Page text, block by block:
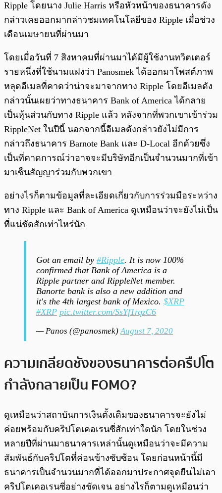
Ripple โดยนาง Julie Harris หรือหัวหน้าของธนาคารดัง
กล่าวเคยออกมากล่าวชมเทคโนโลยีของ Ripple เมื่อช่วง
เดือนเมษายนที่ผ่านมา
โดยเมื่อวันที่ 7 สิงหาคมที่ผ่านมาได้มีผู้ใช้งานทวิตเตอร์
รายหนึ่งที่ใช้นามแฝงว่า Panosmek ได้ออกมาโพสต์ภาพ
หลุดอีเมลที่คาดว่าน่าจะมาจากทาง Ripple โดยอีเมลดัง
กล่าวนั้นเผยว่าทางธนาคาร Bank of America ได้กลาย
เป็นหุ้นส่วนกับทาง Ripple แล้ว หลังจากที่พวกเขาเข้าร่วม
RippleNet ในปีนี้ นอกจากนี้อีเมลดังกล่าวยังไม่มีการ
กล่าวถึงธนาคาร Barnote Bank และ D-Local อีกด้วยซึ่ง
เป็นที่คาดการณ์ว่าอาจจะมีบริษัทอีกเป็นจำนวนมากที่เข้า
มาเซ็นสัญญาร่วมกับพวกเขา
อย่างไรก็ตามข้อมูลที่ละเอียดเกี่ยวกับการร่วมมือระหว่าง
ทาง Ripple และ Bank of America ดูเหมือนว่าจะยังไม่เป็น
ที่แน่ชัดสักเท่าไหร่นัก
Got an email by #Ripple. It is now 100%
confirmed that Bank of America is a
Ripple partner and RippleNet member.
Banorte bank is also a new addition and
it's the 4th largest bank of Mexico. $XRP
#XRP pic.twitter.com/SsYf1rqzC6
— Panos (@panosmek)August 7, 2020
ความเกลียดชังของธนาคารต่อครืปโต
กำลังกลายเป็น FOMO?
ดูเหมือนว่าสถาบันการเงินตั้งเดิมของธนาคารจะยังไม่
ค่อยพร้อมกับคริปโตเคอเรนซี่สักเท่าใดนัก โดยในช่วง
หลายปีที่ผ่านมาธนาคารเหล่านั้นดูเหมือนว่าจะมีความ
สัมพันธ์กับคริปโตที่ค่อนข้างซับซ้อน โดยก่อนหน้านี้มี
ธนาคารเป็นจำนวนมากที่ได้ออกมาประกาศจุดยืนไม่เอา
คริปโตเคอเรนซี่อย่างชัดเจน อย่างไรก็ตามดูเหมือนว่า